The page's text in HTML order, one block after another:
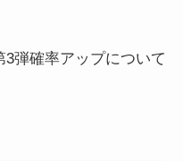
3弾確率アップについて